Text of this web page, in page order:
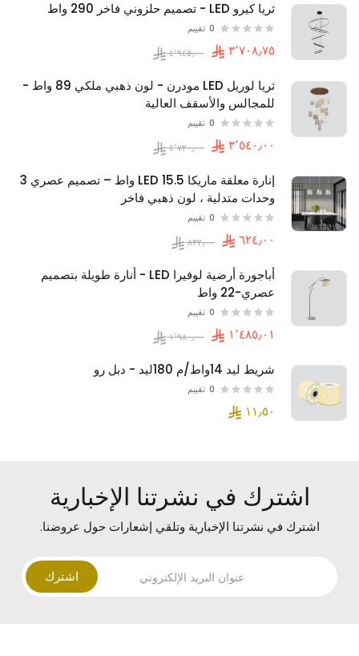
ثريا كيرو LED - تصميم حلزوني فاخر 290 واط
0 تقييم
ثريا لوريل LED مودرن - لون ذهبي ملكي 89 واط -
للمجالس والأسقف العالية
0 تقييم
إنارة معلقة ماريكا LED 15.5 واط – تصميم عصري 3
وحدات متدلية ، لون ذهبي فاخر
0 تقييم
أباجورة أرضية لوفيرا LED - أنارة طويلة بتصميم
عصري-22 واط
0 تقييم
شريط ليد 14واط/م 180ليد - دبل رو
0 تقييم
اشترك في نشرتنا الإخبارية
اشترك في نشرتنا الإخبارية وتلقي إشعارات حول عروضنا.
اشترك